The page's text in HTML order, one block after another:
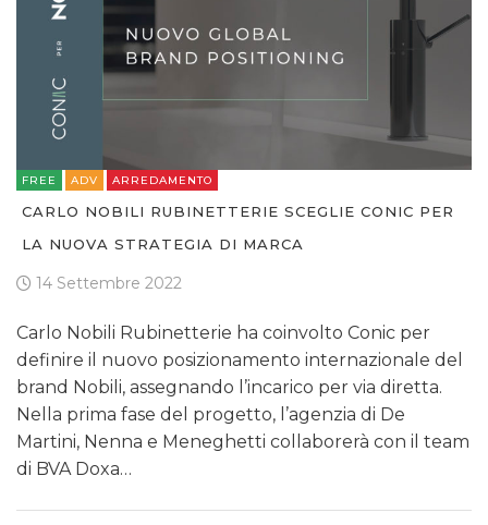
FREE ADV ARREDAMENTO
CARLO NOBILI RUBINETTERIE SCEGLIE CONIC PER
LA NUOVA STRATEGIA DI MARCA
14 Settembre 2022
Carlo Nobili Rubinetterie ha coinvolto Conic per
definire il nuovo posizionamento internazionale del
brand Nobili, assegnando l’incarico per via diretta.
Nella prima fase del progetto, l’agenzia di De
Martini, Nenna e Meneghetti collaborerà con il team
di BVA Doxa…